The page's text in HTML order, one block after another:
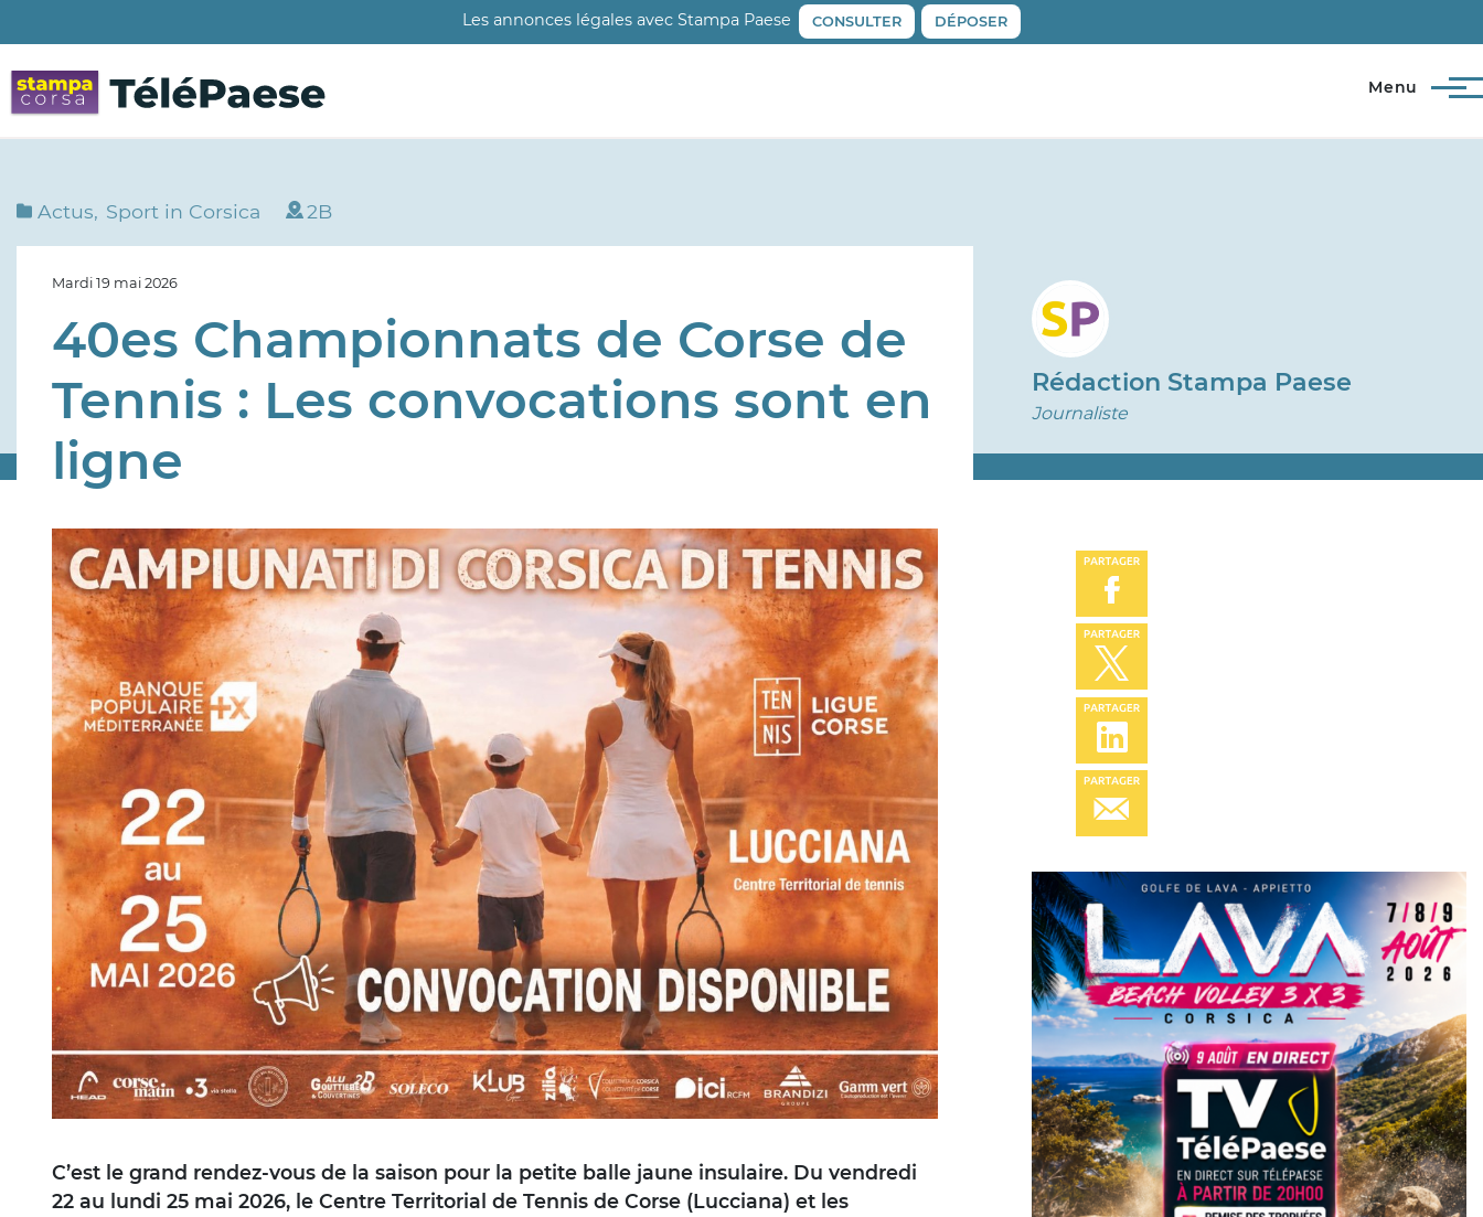
au
contenu
principal
Les annonces légales avec Stampa Paese CONSULTER DÉPOSER
Menu
Actus Sport in Corsica 2B
Mardi 19 mai 2026
40es Championnats de Corse de
Tennis : Les convocations sont en
ligne
Image
C’est le grand rendez-vous de la saison pour la petite balle jaune insulaire. Du vendredi
22 au lundi 25 mai 2026, le Centre Territorial de Tennis de Corse (Lucciana) et les
Rédaction Stampa Paese
Journaliste